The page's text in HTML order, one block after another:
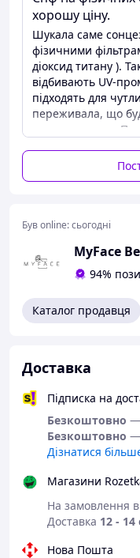
☀️ SPF 30 –
🛡 Захист
🌿 Підходить
💧 Зволожує та
🚫 Без
✔
🧪 Розроблений
🏅 Схвалено
🧬 Активні
Titanium
Zinc Oxide 5%–
Ніацинамід–
Оновлювати кожні 2
потовиділення.
Підходить для
завершальний етап
📋 Характеристики
🔹 Параметр
Бренд
хорошу ціну.
Шукала саме
фізичними
діоксид титану ).
відбивають UV-
підходять для
переживала, що
все нормально.
зволожуючий
Був online:сьогодні
MyFace
94%
Каталог продавця
Доставка
Підписка на
Безкоштовно —
Безкоштовно —
Дізнатися
Магазини
На замовлення
Доставка 12 - 14
Нова Пошта